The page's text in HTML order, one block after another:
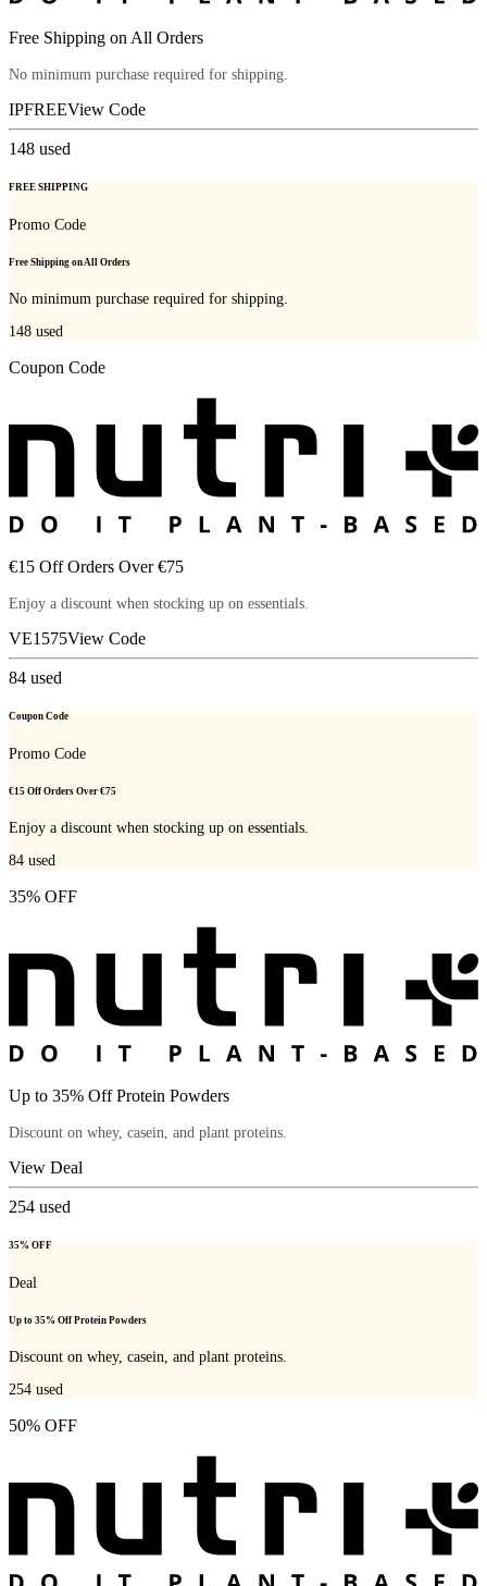
Free Shipping on All Orders
No minimum purchase required for shipping.
IPFREEView Code
148 used
FREE SHIPPING
Promo Code
Free Shipping on All Orders
No minimum purchase required for shipping.
148 used
Coupon Code
€15 Off Orders Over €75
Enjoy a discount when stocking up on essentials.
VE1575View Code
84 used
Coupon Code
Promo Code
€15 Off Orders Over €75
Enjoy a discount when stocking up on essentials.
84 used
35% OFF
Up to 35% Off Protein Powders
Discount on whey, casein, and plant proteins.
View Deal
254 used
35% OFF
Deal
Up to 35% Off Protein Powders
Discount on whey, casein, and plant proteins.
254 used
50% OFF